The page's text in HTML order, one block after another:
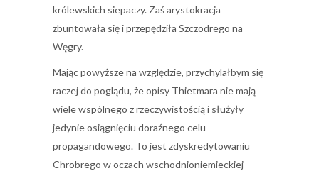
królewskich siepaczy. Zaś arystokracja
zbuntowała się i przepędziła Szczodrego na
Węgry.
Mając powyższe na względzie, przychylałbym się
raczej do poglądu, że opisy Thietmara nie mają
wiele wspólnego z rzeczywistością i służyły
jedynie osiągnięciu doraźnego celu
propagandowego. To jest zdyskredytowaniu
Chrobrego w oczach wschodnioniemieckiej